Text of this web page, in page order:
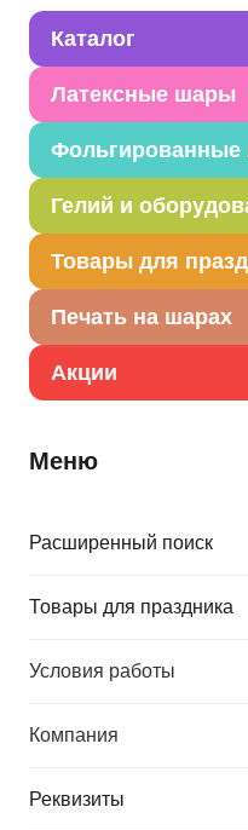
Каталог
Латексные шары
Гелий и
Товары для
Печать на шарах
Акции
Меню
Расширенный поиск
Товары для праздника
Условия работы
Компания
Реквизиты
Воздушный шар из 100%
искусственных добавок.
мягкого, легкого в
продукции быть
качество.
Товар из коллекции
Пиньята
в